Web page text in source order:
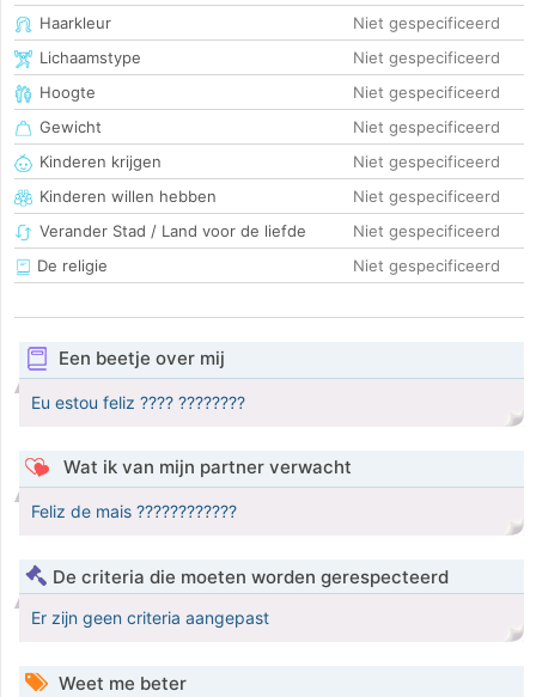
Haarkleur
Niet gespecificeerd
Lichaamstype
Niet gespecificeerd
Hoogte
Niet gespecificeerd
Gewicht
Niet gespecificeerd
Kinderen krijgen
Niet gespecificeerd
Kinderen willen hebben
Niet gespecificeerd
Verander Stad / Land voor de liefde
Niet gespecificeerd
De religie
Niet gespecificeerd
Een beetje over mij
Eu estou feliz ???? ????????
Wat ik van mijn partner verwacht
Feliz de mais ????????????
De criteria die moeten worden gerespecteerd
Er zijn geen criteria aangepast
Weet me beter